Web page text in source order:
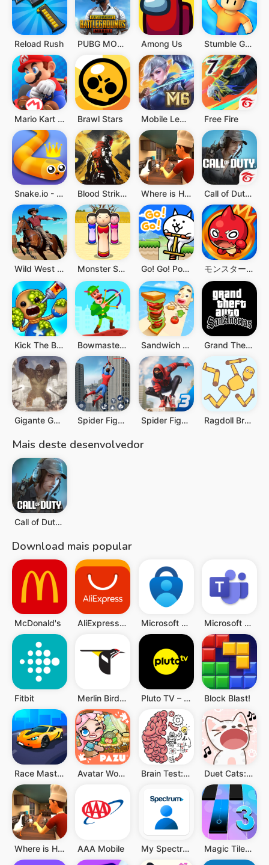
Reload Rush PUBG MOBILE Among Us Stumble Guys
Mario Kart Tour Brawl Stars Mobile Legends: Bang Bang Free Fire
Snake.io - Jogos .io da Cobra Blood Strike - FPS for all Where is He: Hide and Seek Call of Duty®: Mobile - Garena
Wild West Cowboy Redemption Monster Survival Master Go! Go! Pogo Cat モンスターストライク
Kick The Buddy Bowmasters: Archery Shooting Sandwich Runner Grand Theft Auto: San Andreas
Gigante Gorila Godzilla jogos Spider Fighting: Hero Game Spider Fighter 3: Action Game Ragdoll Break: Let's destroy
Mais deste desenvolvedor
Call of Duty: Mobile
Download mais popular
McDonald's AliExpress: Compras online Microsoft Authenticator Microsoft Teams
Fitbit Merlin Bird ID por Cornell Lab Pluto TV – TV Ao vivo e Filmes Block Blast!
Race Master 3D Avatar World ® Brain Test: Jogos Mentais Duet Cats: música popcat fofa
Where is He: Hide and Seek AAA Mobile My Spectrum Magic Tiles 3: Jogo de Piano